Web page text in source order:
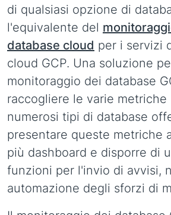
di qualsiasi opzione di
l'equivalente del
database cloud per i servizi
cloud GCP. Una soluzione
monitoraggio dei database
raccogliere le varie metriche
numerosi tipi di database
presentare queste metriche
più dashboard e disporre di
funzioni per l'invio di avvisi,
automazione degli sforzi di